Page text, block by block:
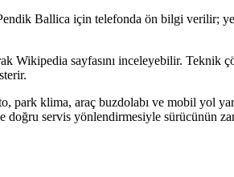
Ballica için telefonda ön bilgi verilir;
sayfasını inceleyebilir. Teknik
klima, araç buzdolabı ve mobil yol
servis yönlendirmesiyle sürücünün